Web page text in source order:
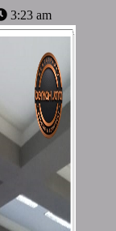
3:23 am